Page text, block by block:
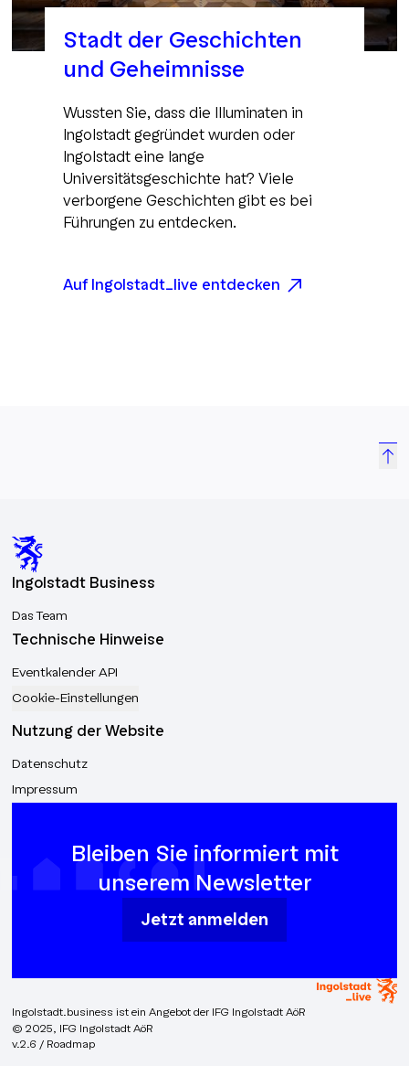
Stadt der Geschichten
und Geheimnisse
Wussten Sie, dass die Illuminaten in
Ingolstadt gegründet wurden oder
Ingolstadt eine lange
Universitätsgeschichte hat? Viele
verborgene Geschichten gibt es bei
Führungen zu entdecken.
Auf Ingolstadt_live entdecken
Ingolstadt Business
Das Team
Technische Hinweise
Eventkalender API
Cookie-Einstellungen
Nutzung der Website
Datenschutz
Impressum
Bleiben Sie informiert mit
unserem Newsletter
Jetzt anmelden
Ingolstadt.business ist ein Angebot der IFG Ingolstadt AöR
© 2025, IFG Ingolstadt AöR
v.2.6 / Roadmap